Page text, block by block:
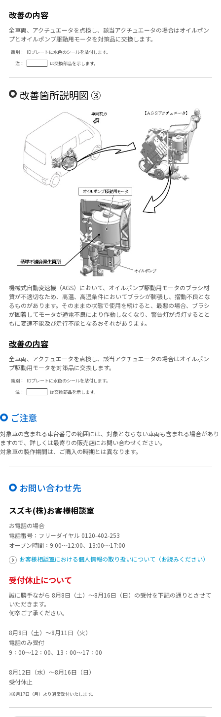
改善の内容
全車両、アクチュエータを点検し、該当アクチュエータの場合はオイルポン
プとオイルポンプ駆動用モータを対策品に交換します。
識別：
IDプレートに水色のシールを貼付します。
注：
は交換部品を示します。
改善箇所説明図 ③
機械式自動変速機（AGS）において、オイルポンプ駆動用モータのブラシ材
質が不適切なため、高温、高湿条件においてブラシが膨張し、摺動不良とな
るものがあります。そのままの状態で使用を続けると、最悪の場合、ブラシ
が固着してモータが通電不良により作動しなくなり、警告灯が点灯するとと
もに変速不能及び走行不能となるおそれがあります。
改善の内容
全車両、アクチュエータを点検し、該当アクチュエータの場合はオイルポン
プ駆動用モータを対策品に交換します。
識別：
IDプレートに水色のシールを貼付します。
注：
は交換部品を示します。
ご注意
対象車の含まれる車台番号の範囲には、対象とならない車両も含まれる場合があり
ますので、詳しくは最寄りの販売店にお問い合わせください。
対象車の製作期間は、ご購入の時期とは異なります。
お問い合わせ先
スズキ(株)お客様相談室
お電話の場合
電話番号：フリーダイヤル 0120-402-253
オープン時間：9:00～12:00、13:00～17:00
お客様相談室における個人情報の取り扱いについて（お読みください）
受付休止について
誠に勝手ながら 8月8日（土）～8月16日（日）の受付を下記の通りとさせて
いただきます。
何卒ご了承ください。
8月8日（土）～8月11日（火）
電話のみ受付
9：00～12：00、13：00～17：00
8月12日（水）～8月16日（日）
受付休止
※8月17日（月）より通常受付いたします。